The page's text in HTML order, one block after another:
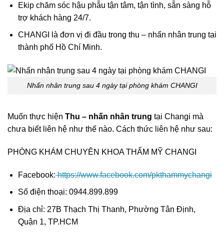
Ekip chăm sóc hậu phẫu tận tâm, tận tình, sẵn sàng hỗ
trợ khách hàng 24/7.
CHANGI là đơn vị đi đầu trong thu – nhấn nhân trung tại
thành phố Hồ Chí Minh.
Nhấn nhân trung sau 4 ngày tại phòng khám CHANGI
Muốn thực hiện Thu – nhấn nhân trung tại Changi mà
chưa biết liên hệ như thế nào. Cách thức liên hệ như sau:
PHÒNG KHÁM CHUYÊN KHOA THẨM MỸ CHANGI
Facebook: https://www.facebook.com/pkthammychangi
Số điện thoại: 0944.899.899
Địa chỉ: 27B Thạch Thị Thanh, Phường Tân Định,
Quận 1, TP.HCM